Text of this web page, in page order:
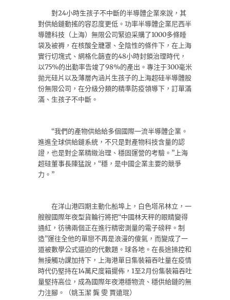
對24小時生孩子不中斷的半導體企業來說，其
對供給鏈動搖的容忍度更低。功率半導體企業尼西半
導體科技（上海）無限公司緊迫采購了1000多條睡
袋及被褥，在核酸全籠罩、全陰性的條件下，在上海
實行切塊式、網格化篩查的48小時封鎖治理時代，
以75%的出勤率告竣了98%的產出。專注于300毫米
拋光硅片以及薄層內涵片生孩子的上海超硅半導體股
份無限公司，在分級分類的精準防疫領導下，訂單滿
滿、生孩子不中斷。
“我們的產物供給給多個國際一流半導體企業。
進進全球供給鏈系統，不只是對產物科技含量的認
證，也是對企業精緻治理、穩固運營的考驗。”上海
超硅董事長陳猛說，“穩，是中國企業主要的競爭
力。”
在洋山港四期主動化船埠上，白色塔吊林立，一
艘艘國際年夜型貨輪行將把“中國林天秤的眼睛變得
通紅，彷彿兩個正在進行精密測量的電子磅秤。制
造”運往全他的單戀不再是浪漫的傻氣，而變成了一
道被數學公式逼迫的代數題。球各地。在長途操控和
無接觸功課加持下，上海港單日集裝箱吞吐量在疫情
時代仍堅持在14萬尺度箱擺佈，1至2月份集裝箱吞吐
量堅持高位，成為國際年夜港穩物流、穩供給鏈的無
力注腳。（姚玉潔 龔 雯 賈遠琨）